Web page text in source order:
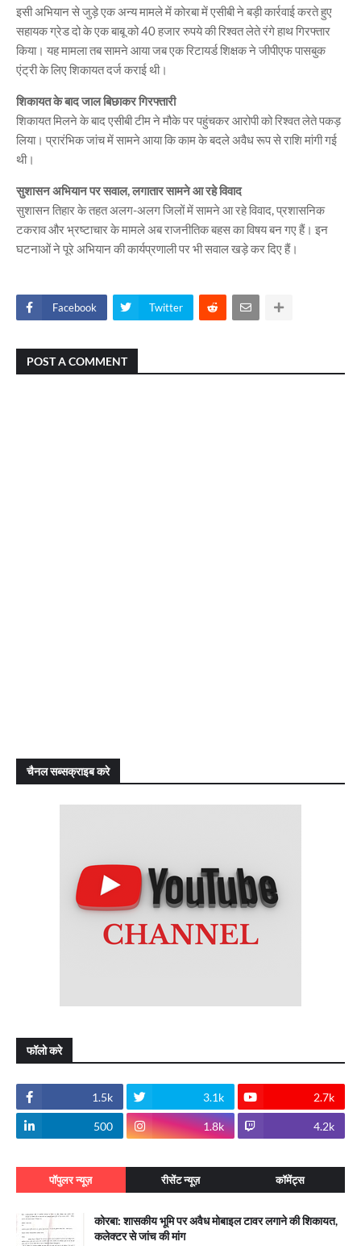
इसी अभियान से जुड़े एक अन्य मामले में कोरबा में एसीबी ने बड़ी कार्रवाई करते हुए
सहायक ग्रेड दो के एक बाबू को 40 हजार रुपये की रिश्वत लेते रंगे हाथ गिरफ्तार
किया। यह मामला तब सामने आया जब एक रिटायर्ड शिक्षक ने जीपीएफ पासबुक
एंट्री के लिए शिकायत दर्ज कराई थी।
शिकायत के बाद जाल बिछाकर गिरफ्तारी
शिकायत मिलने के बाद एसीबी टीम ने मौके पर पहुंचकर आरोपी को रिश्वत लेते पकड़
लिया। प्रारंभिक जांच में सामने आया कि काम के बदले अवैध रूप से राशि मांगी गई
थी।
सुशासन अभियान पर सवाल, लगातार सामने आ रहे विवाद
सुशासन तिहार के तहत अलग-अलग जिलों में सामने आ रहे विवाद, प्रशासनिक
टकराव और भ्रष्टाचार के मामले अब राजनीतिक बहस का विषय बन गए हैं। इन
घटनाओं ने पूरे अभियान की कार्यप्रणाली पर भी सवाल खड़े कर दिए हैं।
Facebook Twitter
POST A COMMENT
चैनल सब्सक्राइब करे
फॉलो करे
1.5k 3.1k 2.7k
500 1.8k 4.2k
पॉपुलर न्यूज़ रीसेंट न्यूज़ कॉमेंट्स
कोरबा: शासकीय भूमि पर अवैध मोबाइल टावर लगाने की शिकायत,
कलेक्टर से जांच की मांग